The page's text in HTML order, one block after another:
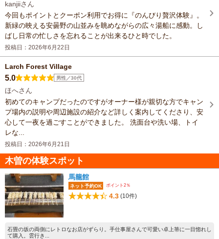
kanjiiさん
今回もポイントとクーポン利用でお得に『のんびり贅沢体験』。
新緑の映える安曇野の山並みを眺めながらの広々湯船に感動。し
ばし日常の忙しさを忘れることが出来るひと時でした。
投稿日：2026年6月22日
Larch Forest Village
5.0 男性／30代
ほへさん
初めてのキャンプだったのですがオーナー様が親切な方でキャン
プ場内の説明や周辺施設の紹介など詳しく案内してくださり、安
心して一夜を過ごすことができました。 洗面台や洗い場、トイ
レな...
投稿日：2026年6月21日
木曽の体験スポット
馬籠館
ネット予約OK ポイント2％
4.3 (10件)
石畳の坂の両側にレトロなお店がずらり。手仕事屋さんで可愛い卓上箒に一目惚れし
て購入。雲行き...